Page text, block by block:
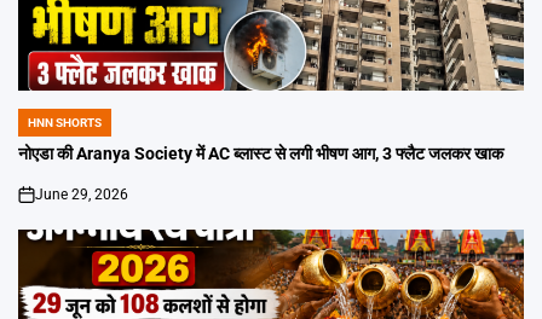
POSTED
IN
HNN SHORTS
नोएडा की Aranya Society में AC ब्लास्ट से लगी भीषण आग, 3 फ्लैट जलकर खाक
on
June 29, 2026